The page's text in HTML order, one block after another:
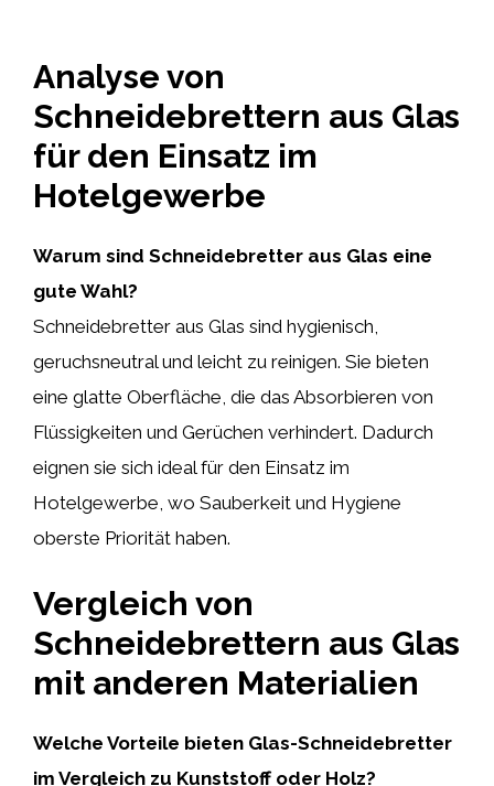
Analyse von
Schneidebrettern aus Glas
für den Einsatz im
Hotelgewerbe
Warum sind Schneidebretter aus Glas eine
gute Wahl?
Schneidebretter aus Glas sind hygienisch,
geruchsneutral und leicht zu reinigen. Sie bieten
eine glatte Oberfläche, die das Absorbieren von
Flüssigkeiten und Gerüchen verhindert. Dadurch
eignen sie sich ideal für den Einsatz im
Hotelgewerbe, wo Sauberkeit und Hygiene
oberste Priorität haben.
Vergleich von
Schneidebrettern aus Glas
mit anderen Materialien
Welche Vorteile bieten Glas-Schneidebretter
im Vergleich zu Kunststoff oder Holz?